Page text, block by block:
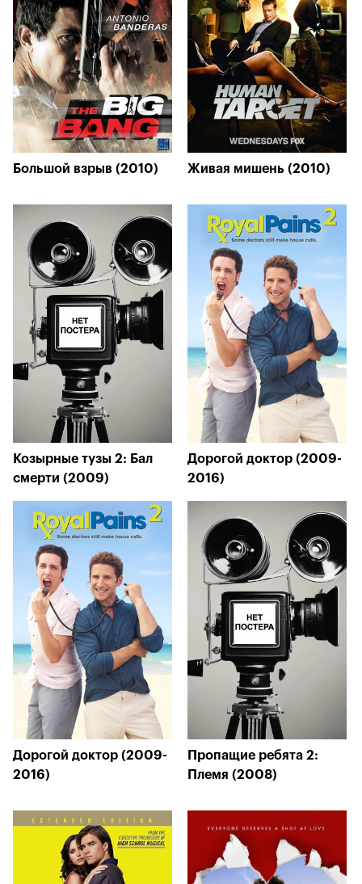
Большой взрыв (2010) Живая мишень (2010)
Козырные тузы 2: Бал
смерти (2009)
Дорогой доктор (2009-
2016)
Дорогой доктор (2009-
2016)
Пропащие ребята 2:
Племя (2008)